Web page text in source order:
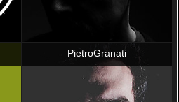
PietroGranati